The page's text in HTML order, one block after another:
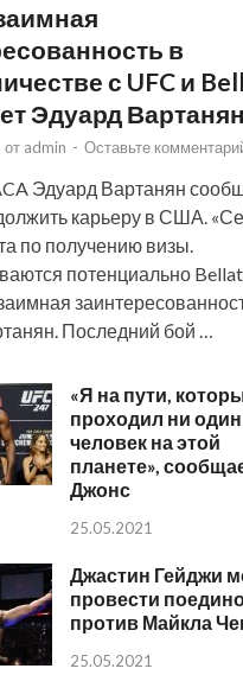
в
с UFC и
Эдуард Вартанян
от admin - Оставьте
Эдуард Вартанян
карьеру в США.
по получению визы.
потенциально
Последний бой …
«Я на пути,
проходил ни один
человек на этой
планете»,
Джонс
25.05.2021
Джастин Гейджи
провести
против Майкла
25.05.2021